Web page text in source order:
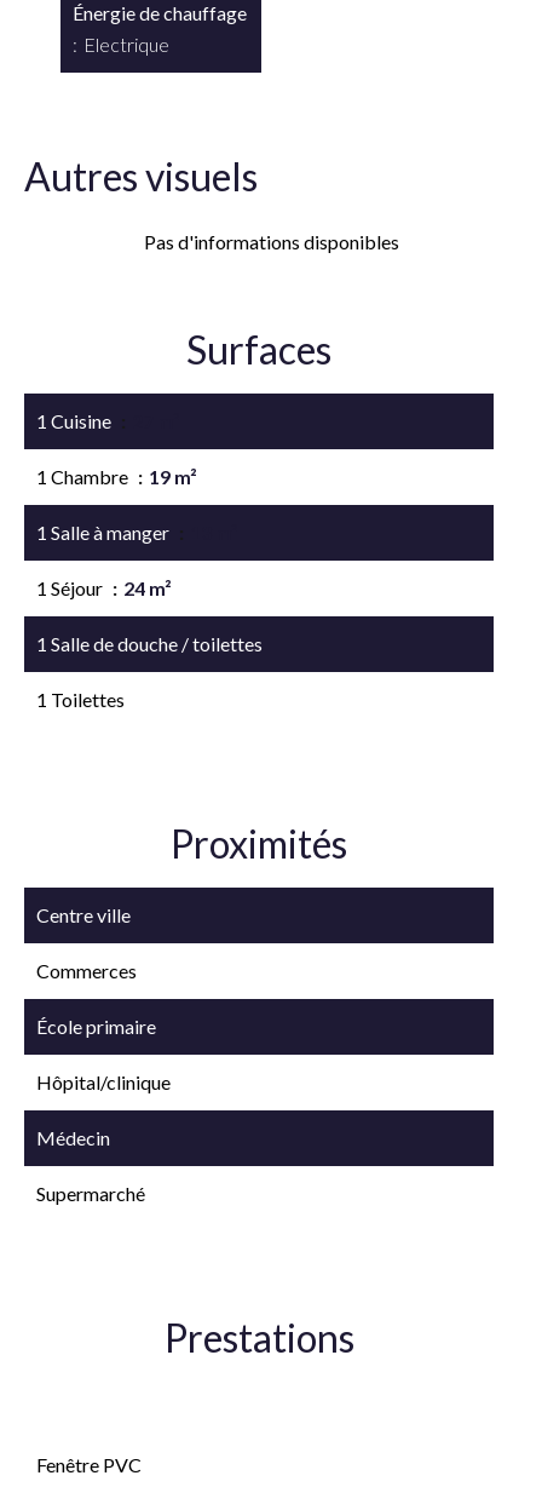
Énergie de chauffage
Electrique
Autres visuels
Pas d'informations disponibles
Surfaces
1 Cuisine
1 Chambre 19 m²
1 Salle à manger
1 Séjour 24 m²
1 Salle de douche / toilettes
1 Toilettes
Proximités
Centre ville
Commerces
École primaire
Hôpital/clinique
Médecin
Supermarché
Prestations
Fenêtre PVC